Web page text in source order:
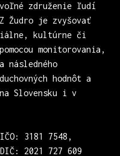
združenie ľudí
Žudro je zvyšovať
kultúrne či
monitorovania,
následného
hodnôt a
Slovensku i v
IČO: 3181 7548,
DIČ: 2021 727 609